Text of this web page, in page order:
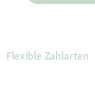
Flexible Zahlarten